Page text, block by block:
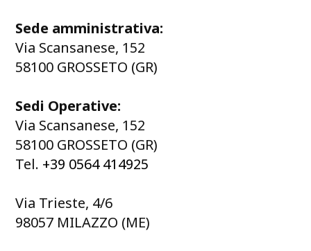
Sede amministrativa:
Via Scansanese, 152
58100 GROSSETO (GR)
Sedi Operative:
Via Scansanese, 152
58100 GROSSETO (GR)
Tel. +39 0564 414925
Via Trieste, 4/6
98057 MILAZZO (ME)